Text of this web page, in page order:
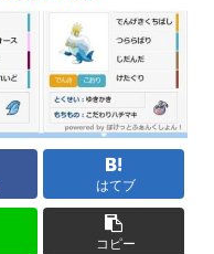
はてブ
コピー